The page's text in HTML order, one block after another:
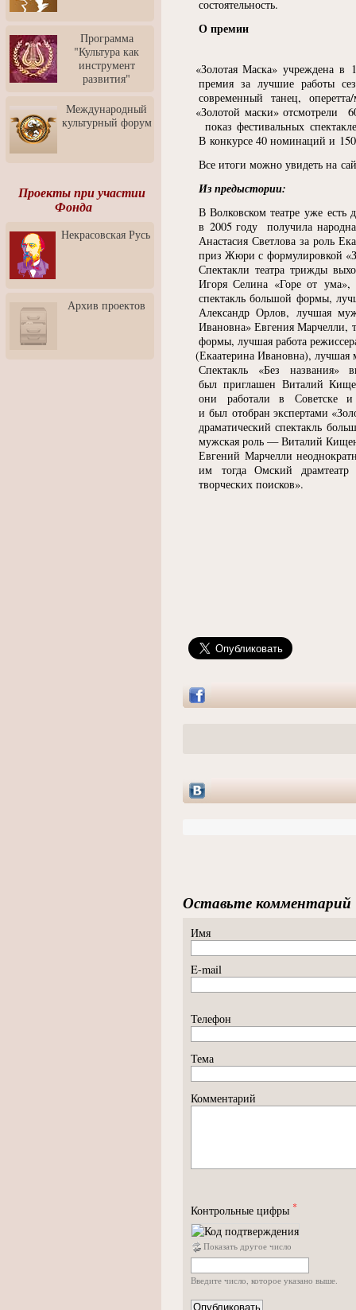
"Притяжение" в центре
ЛЕКСУС - ЯРОСЛАВЛЬ
Презентация выставки
Зураба Церетели
Пресс-конференция к
открытию выставки Зураба
Церетели
Фестиваль уличной
Отчётный концерт детского
театра танца "Задоринка"
Профессионалов - Эпизод
3: Обусловленности
человека и их влияние на
карьеру
скульптором Дмитрием
Тугариновым
АртБульвар в День города
Программа
"Культура как
инструмент
развития"
Международный
культурный форум
Проекты при участии
Фонда
Некрасовская Русь
Архив проектов
состоятельность.
О премии
«Золотая Маска» учреждена в
премия за лучшие работы
современный танец,
«Золотой маски» отсмотрели
показ фестивальных
В конкурсе 40 номинаций и
Все итоги можно увидеть на
Из предыстории:
В Волковском театре уже есть
в 2005 году получила
Анастасия Светлова за роль
приз Жюри с формулировкой «
Спектакли театра трижды
Игоря Селина «Горе от ума»,
спектакль большой формы,
Александр Орлов, лучшая
Ивановна» Евгения Марчелли,
формы, лучшая работа
(Екаатерина Ивановна),
Спектакль
«Без названия»
был приглашен Виталий
они работали в Советске и
и был отобран экспертами «
драматический спектакль
мужская роль — Виталий
Евгений Марчелли
им тогда Омский драмтеатр
творческих поисков».
Оставьте комментарий
Имя
E-mail
Телефон
Тема
Комментарий
Контрольные цифры *
Показать другое число
Введите число, которое указано выше.